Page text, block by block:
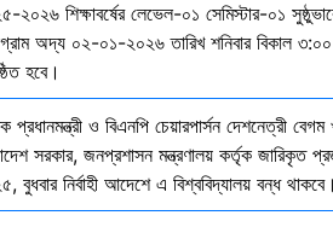
২০২৬ শিক্ষাবর্ষের লেভেল-০১ সেমিস্টার-০১
অদ্য ০২-০১-২০২৬ তারিখ শনিবার বিকাল ৩:০০
হবে।
প্রধানমন্ত্রী ও বিএনপি চেয়ারপার্সন দেশনেত্রী
সরকার, জনপ্রশাসন মন্ত্রণালয় কর্তৃক জারিকৃত
বুধবার নির্বাহী আদেশে এ বিশ্ববিদ্যালয় বন্ধ থাকবে।